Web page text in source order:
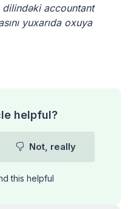
dilindəki accountant
yuxarıda oxuya
helpful?
Not, really
this helpful